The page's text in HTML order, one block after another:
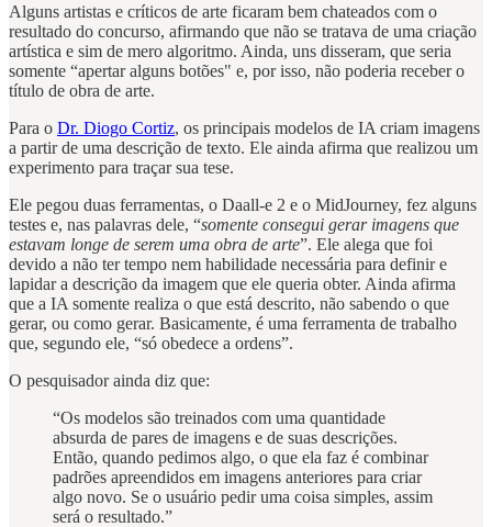
Alguns artistas e críticos de arte ficaram bem chateados com o
resultado do concurso, afirmando que não se tratava de uma criação
artística e sim de mero algoritmo. Ainda, uns disseram, que seria
somente “apertar alguns botões" e, por isso, não poderia receber o
título de obra de arte.
Para o Dr. Diogo Cortiz, os principais modelos de IA criam imagens
a partir de uma descrição de texto. Ele ainda afirma que realizou um
experimento para traçar sua tese.
Ele pegou duas ferramentas, o Daall-e 2 e o MidJourney, fez alguns
testes e, nas palavras dele, “somente consegui gerar imagens que
estavam longe de serem uma obra de arte”. Ele alega que foi
devido a não ter tempo nem habilidade necessária para definir e
lapidar a descrição da imagem que ele queria obter. Ainda afirma
que a IA somente realiza o que está descrito, não sabendo o que
gerar, ou como gerar. Basicamente, é uma ferramenta de trabalho
que, segundo ele, “só obedece a ordens”.
O pesquisador ainda diz que:
“Os modelos são treinados com uma quantidade
absurda de pares de imagens e de suas descrições.
Então, quando pedimos algo, o que ela faz é combinar
padrões apreendidos em imagens anteriores para criar
algo novo. Se o usuário pedir uma coisa simples, assim
será o resultado.”